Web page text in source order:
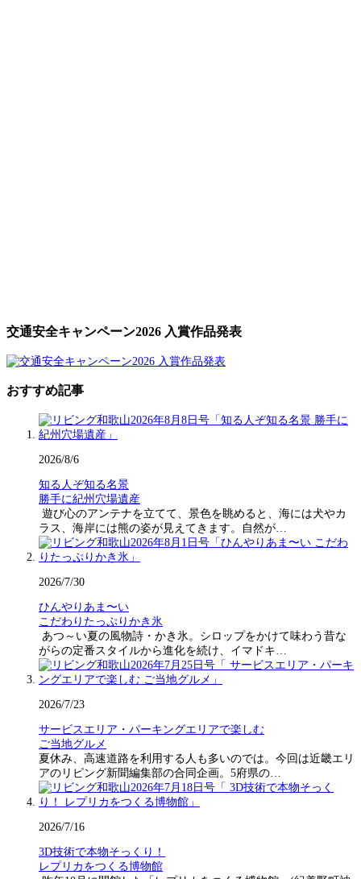
交通安全キャンペーン2026 入賞作品発表
おすすめ記事
2026/8/6
知る人ぞ知る名景
勝手に紀州穴場遺産
遊び心のアンテナを立てて、景色を眺めると、海には犬やカ
ラス、海岸には熊の姿が見えてきます。自然が…
2026/7/30
ひんやりあま〜い
こだわりたっぷりかき氷
あつ～い夏の風物詩・かき氷。シロップをかけて味わう昔な
がらの定番スタイルから進化を続け、イマドキ…
2026/7/23
サービスエリア・パーキングエリアで楽しむ
ご当地グルメ
夏休み、高速道路を利用する人も多いのでは。今回は近畿エリ
アのリビング新聞編集部の合同企画。5府県の…
2026/7/16
3D技術で本物そっくり！
レプリカをつくる博物館